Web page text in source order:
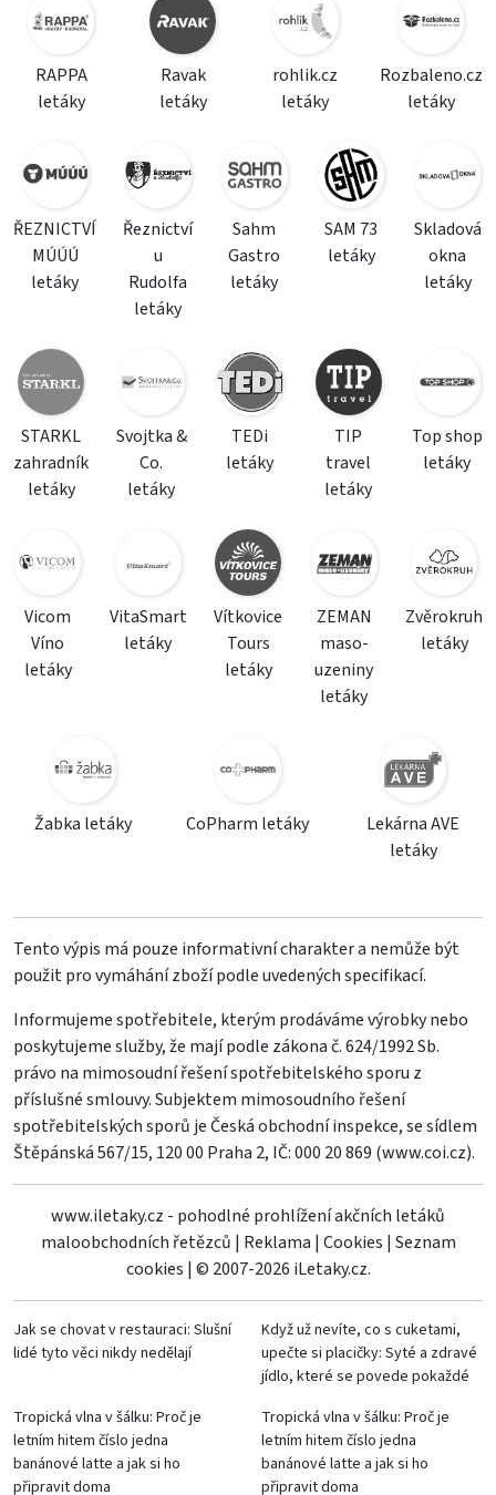
RAPPA
letáky
Ravak
letáky
rohlik.cz
letáky
Rozbaleno.cz
letáky
ŘEZNICTVÍ
MÚÚÚ
letáky
Řeznictví
u
Rudolfa
letáky
Sahm
Gastro
letáky
SAM 73
letáky
Skladová
okna
letáky
STARKL
zahradník
letáky
Svojtka &
Co.
letáky
TEDi
letáky
TIP
travel
letáky
Top shop
letáky
Vicom
Víno
letáky
VitaSmart
letáky
Vítkovice
Tours
letáky
ZEMAN
maso-
uzeniny
letáky
Zvěrokruh
letáky
Žabka letáky CoPharm letáky
Lekárna AVE
letáky
Tento výpis má pouze informativní charakter a nemůže být
použit pro vymáhání zboží podle uvedených specifikací.
Informujeme spotřebitele, kterým prodáváme výrobky nebo
poskytujeme služby, že mají podle zákona č. 624/1992 Sb.
právo na mimosoudní řešení spotřebitelského sporu z
příslušné smlouvy. Subjektem mimosoudního řešení
spotřebitelských sporů je Česká obchodní inspekce, se sídlem
Štěpánská 567/15, 120 00 Praha 2, IČ: 000 20 869 (www.coi.cz).
www.iletaky.cz - pohodlné prohlížení akčních letáků
maloobchodních řetězců | Reklama | Cookies | Seznam
cookies | © 2007-2026 iLetaky.cz.
Jak se chovat v restauraci: Slušní
lidé tyto věci nikdy nedělají
Když už nevíte, co s cuketami,
upečte si placičky: Syté a zdravé
jídlo, které se povede pokaždé
Tropická vlna v šálku: Proč je
letním hitem číslo jedna
banánové latte a jak si ho
připravit doma
Tropická vlna v šálku: Proč je
letním hitem číslo jedna
banánové latte a jak si ho
připravit doma